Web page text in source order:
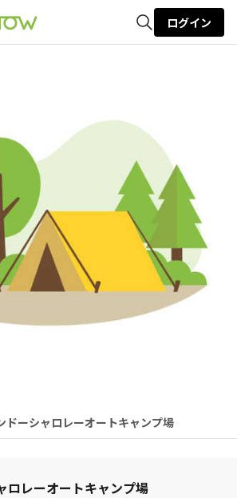
ログイン
ドーシャロレーオートキャンプ場
ロレーオートキャンプ場